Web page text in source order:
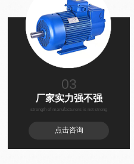
03
厂家实力强不强
strength of manufacturers is not strong
点击咨询